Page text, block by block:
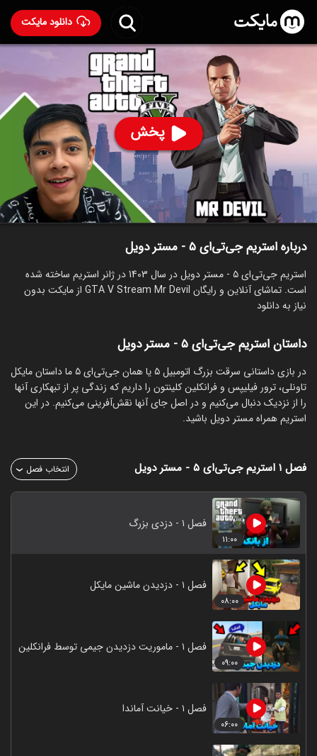
دانلود مایکت
پخش
استریم جی‌تی‌ای ۵ - مستر دویل ساخت 1403
۶۳ 66% مستر دویل
ساخت ایران سال 1403
رده سنی ۱۳+
استریم
توضیحات قسمت‌ها سریال‌های مشابه
درباره استریم جی‌تی‌ای ۵ - مستر دویل
استریم جی‌تی‌ای ۵ - مستر دویل در سال 1403 در ژانر استریم ساخته شده
است. تماشای آنلاین و رایگان GTA V Stream Mr Devil از مایکت بدون
نیاز به دانلود
داستان استریم جی‌تی‌ای ۵ - مستر دویل
‏در بازی داستانی سرقت بزرگ اتومبیل ۵ یا همان جی‌تی‌ای ۵ ما داستان مایکل
تاونلی، ترور فیلیپس و فرانکلین کلینتون را داریم که زندگی پر از تبهکاری آنها
را از نزدیک دنبال می‌کنیم و در اصل جای آنها نقش‌آفرینی می‌کنیم. در این
استریم همراه مستر دویل باشید.
فصل ۱ استریم جی‌تی‌ای ۵ - مستر دویل انتخاب فصل
۱۱:۰۰
فصل ۱ - دزدی بزرگ
۰۸:۰۰
فصل ۱ - دزدیدن ماشین مایکل
۰۹:۰۰
فصل ۱ - ماموریت دزدیدن جیمی توسط فرانکلین
۰۶:۰۰
فصل ۱ - خیانت آماندا